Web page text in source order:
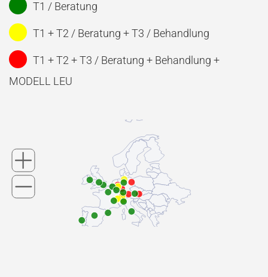
T1 / Beratung
T1 + T2 / Beratung + T3 / Behandlung
T1 + T2 + T3 / Beratung + Behandlung +
MODELL LEU